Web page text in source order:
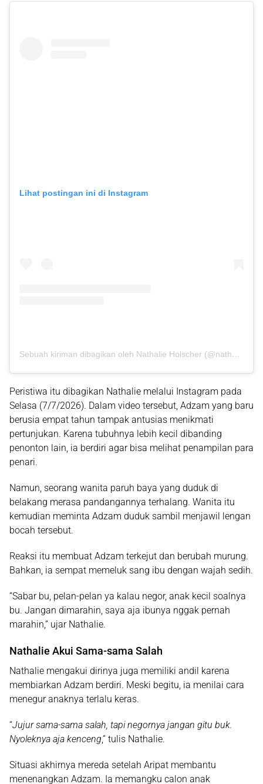
Lihat postingan ini di Instagram
Sebuah kiriman dibagikan oleh Nathalie Holscher (@nathalieholscher)
Peristiwa itu dibagikan Nathalie melalui Instagram pada
Selasa (7/7/2026). Dalam video tersebut, Adzam yang baru
berusia empat tahun tampak antusias menikmati
pertunjukan. Karena tubuhnya lebih kecil dibanding
penonton lain, ia berdiri agar bisa melihat penampilan para
penari.
Namun, seorang wanita paruh baya yang duduk di
belakang merasa pandangannya terhalang. Wanita itu
kemudian meminta Adzam duduk sambil menjawil lengan
bocah tersebut.
Reaksi itu membuat Adzam terkejut dan berubah murung.
Bahkan, ia sempat memeluk sang ibu dengan wajah sedih.
“Sabar bu, pelan-pelan ya kalau negor, anak kecil soalnya
bu. Jangan dimarahin, saya aja ibunya nggak pernah
marahin,” ujar Nathalie.
Nathalie Akui Sama-sama Salah
Nathalie mengakui dirinya juga memiliki andil karena
membiarkan Adzam berdiri. Meski begitu, ia menilai cara
menegur anaknya terlalu keras.
“Jujur sama-sama salah, tapi negornya jangan gitu buk.
Nyoleknya aja kenceng,” tulis Nathalie.
Situasi akhirnya mereda setelah Aripat membantu
menenangkan Adzam. Ia memangku calon anak